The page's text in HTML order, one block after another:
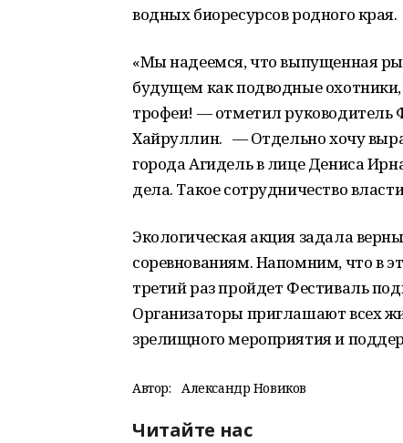
водных биоресурсов родного края.
«Мы надеемся, что выпущенная
будущем как подводные
трофеи! — отметил руководитель
Хайруллин. — Отдельно хочу
города Агидель в лице Дениса
дела. Такое сотрудничество
Экологическая акция задала
соревнованиям. Напомним, что в
третий раз пройдет Фестиваль
Организаторы приглашают всех
зрелищного мероприятия и
Автор: Александр Новиков
Читайте нас